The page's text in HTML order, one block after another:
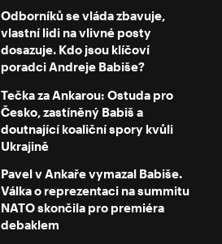
Odborníků se vláda zbavuje,
vlastní lidi na vlivné posty
dosazuje. Kdo jsou klíčoví
poradci Andreje Babiše?
Tečka za Ankarou: Ostuda pro
Česko, zastíněný Babiš a
doutnající koaliční spory kvůli
Ukrajině
Pavel v Ankaře vymazal Babiše.
Válka o reprezentaci na summitu
NATO skončila pro premiéra
debaklem